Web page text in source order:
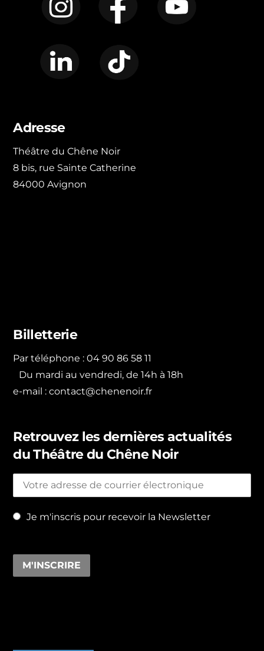
Adresse
Théâtre du Chêne Noir
8 bis, rue Sainte Catherine
84000 Avignon
Billetterie
Par téléphone : 04 90 86 58 11
Du mardi au vendredi, de 14h à 18h
e-mail :contact@chenenoir.fr
Retrouvez les dernières actualités
du Théâtre du Chêne Noir
Je m'inscris pour recevoir la Newsletter